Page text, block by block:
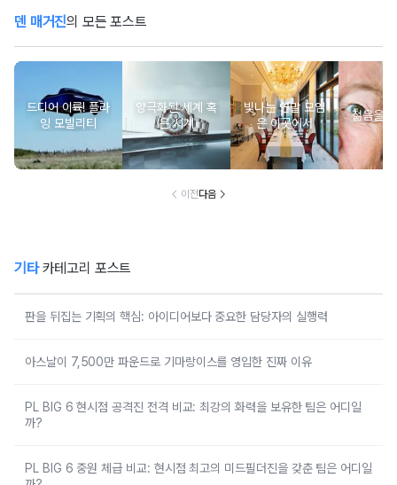
덴 매거진의 모든 포스트
드디어 이륙! 플라
잉 모빌리티
양극화된 세계 혹
은 시계
빛나는 연말 모임
은 이곳에서
젊음을
이전다음
기타카테고리 포스트
판을 뒤집는 기획의 핵심: 아이디어보다 중요한 담당자의 실행력
아스날이 7,500만 파운드로 기마랑이스를 영입한 진짜 이유
PL BIG 6 현시점 공격진 전격 비교: 최강의 화력을 보유한 팀은 어디일
까?
PL BIG 6 중원 체급 비교: 현시점 최고의 미드필더진을 갖춘 팀은 어디일